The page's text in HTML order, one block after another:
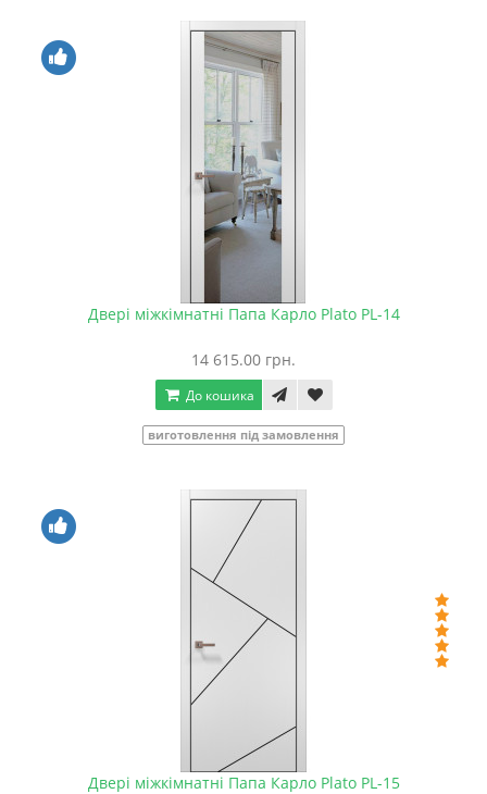
Двері міжкімнатні Папа Карло Plato PL-14
14 615.00 грн.
До кошика
виготовлення під замовлення
Двері міжкімнатні Папа Карло Plato PL-15